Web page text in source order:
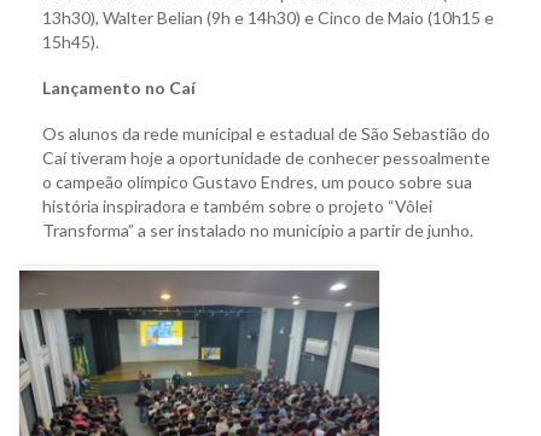
13h30), Walter Belian (9h e 14h30) e Cinco de Maio (10h15 e
15h45).
Lançamento no Caí
Os alunos da rede municipal e estadual de São Sebastião do
Caí tiveram hoje a oportunidade de conhecer pessoalmente
o campeão olímpico Gustavo Endres, um pouco sobre sua
história inspiradora e também sobre o projeto “Vôlei
Transforma” a ser instalado no município a partir de junho.